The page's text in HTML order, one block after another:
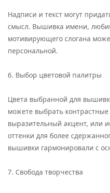
Надписи и текст могут
смысл. Вышивка имени,
мотивирующего слогана
персональной.
6. Выбор цветовой палитры
Цвета выбранной для
можете выбрать
выразительный акцент, или
оттенки для более
вышивки гармонировали с
7. Свобода творчества